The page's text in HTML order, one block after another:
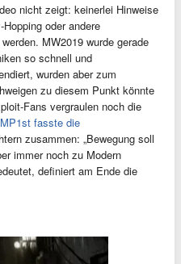
nicht zeigt: keinerlei Hinweise
oder andere
MW2019 wurde gerade
so schnell und
wurden aber zum
zu diesem Punkt könnte
Fans vergraulen noch die
MP1st fasste die
zusammen: „Bewegung soll
immer noch zu Modern
definiert am Ende die